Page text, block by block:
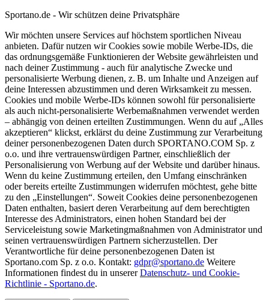
Sportano.de - Wir schützen deine Privatsphäre
Wir möchten unsere Services auf höchstem sportlichen Niveau
anbieten. Dafür nutzen wir Cookies sowie mobile Werbe-IDs, die
das ordnungsgemäße Funktionieren der Website gewährleisten und
nach deiner Zustimmung - auch für analytische Zwecke und
personalisierte Werbung dienen, z. B. um Inhalte und Anzeigen auf
deine Interessen abzustimmen und deren Wirksamkeit zu messen.
Cookies und mobile Werbe-IDs können sowohl für personalisierte
als auch nicht-personalisierte Werbemaßnahmen verwendet werden
– abhängig von deinen erteilten Zustimmungen. Wenn du auf „Alles
akzeptieren“ klickst, erklärst du deine Zustimmung zur Verarbeitung
deiner personenbezogenen Daten durch SPORTANO.COM Sp. z
o.o. und ihre vertrauenswürdigen Partner, einschließlich der
Personalisierung von Werbung auf der Website und darüber hinaus.
Wenn du keine Zustimmung erteilen, den Umfang einschränken
oder bereits erteilte Zustimmungen widerrufen möchtest, gehe bitte
zu den „Einstellungen“. Soweit Cookies deine personenbezogenen
Daten enthalten, basiert deren Verarbeitung auf dem berechtigten
Interesse des Administrators, einen hohen Standard bei der
Serviceleistung sowie Marketingmaßnahmen von Administrator und
seinen vertrauenswürdigen Partnern sicherzustellen. Der
Verantwortliche für deine personenbezogenen Daten ist
Sportano.com Sp. z o.o. Kontakt: gdpr@sportano.de Weitere
Informationen findest du in unsererDatenschutz- und Cookie-
Richtlinie - Sportano.de.